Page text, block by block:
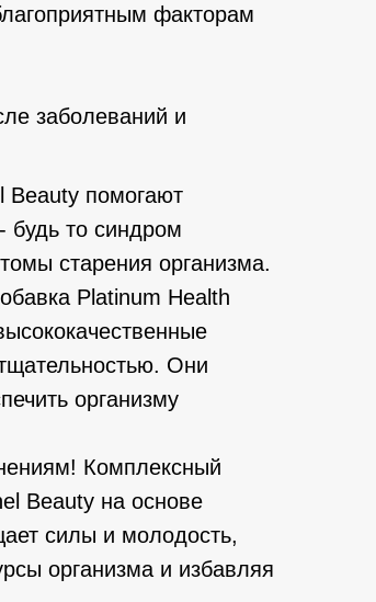
факторам
заболеваний и
помогают
будь то синдром
старения организма.
Platinum Health
Они
организму
Комплексный
Beauty на основе
силы и молодость,
организма и избавляя